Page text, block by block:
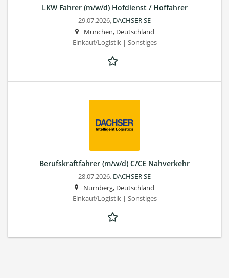
LKW Fahrer (m/w/d) Hofdienst / Hoffahrer
29.07.2026, DACHSER SE
München, Deutschland
Einkauf/Logistik | Sonstiges
Berufskraftfahrer (m/w/d) C/CE Nahverkehr
28.07.2026, DACHSER SE
Nürnberg, Deutschland
Einkauf/Logistik | Sonstiges